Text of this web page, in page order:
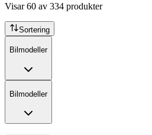
Visar60 av 334 produkter
Sortering
Bilmodeller
Bilmodeller